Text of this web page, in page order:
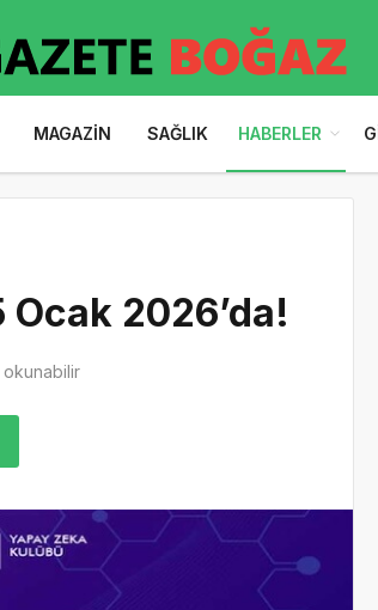
MAGAZIN SAĞLIK HABERLER
2026’da!